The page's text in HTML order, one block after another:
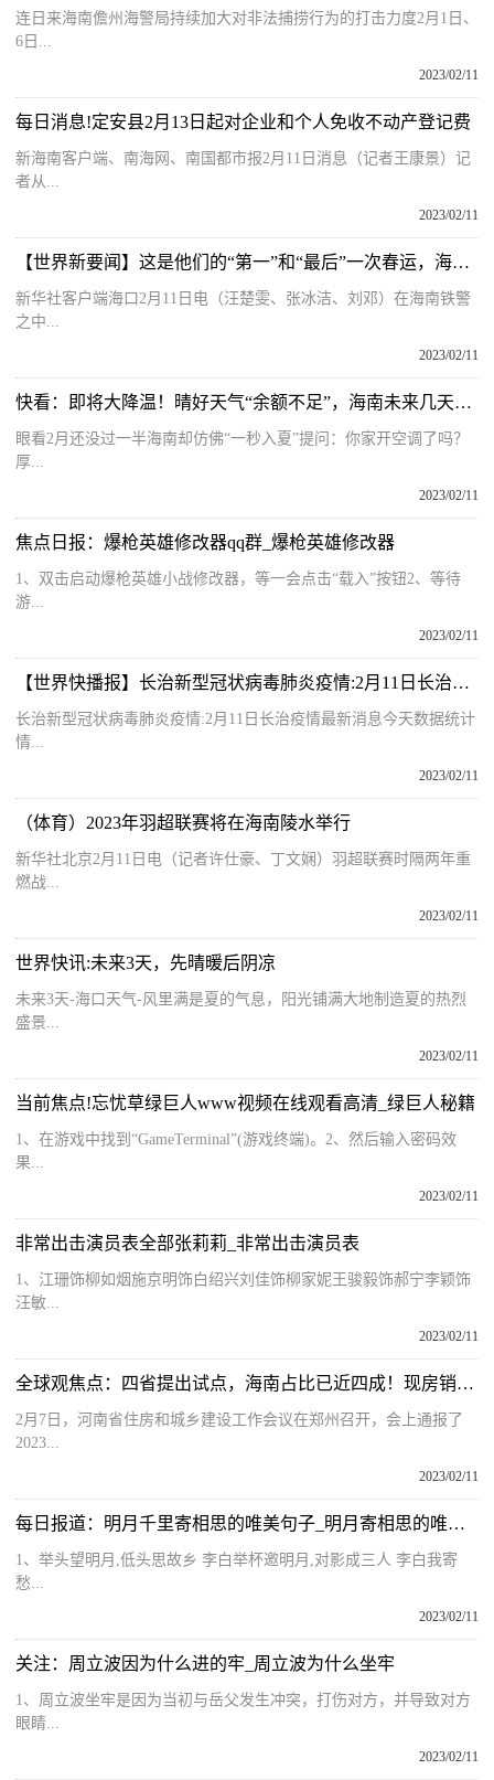
连日来海南儋州海警局持续加大对非法捕捞行为的打击力度2月1日、
6日...
2023/02/11
每日消息!定安县2月13日起对企业和个人免收不动产登记费
新海南客户端、南海网、南国都市报2月11日消息（记者王康景）记
者从...
2023/02/11
【世界新要闻】这是他们的“第一”和“最后”一次春运，海南铁警“60”后与“00”后共同守护春运路
新华社客户端海口2月11日电（汪楚雯、张冰洁、刘邓）在海南铁警
之中...
2023/02/11
快看：即将大降温！晴好天气“余额不足”，海南未来几天天气
眼看2月还没过一半海南却仿佛“一秒入夏”提问：你家开空调了吗？
厚...
2023/02/11
焦点日报：爆枪英雄修改器qq群_爆枪英雄修改器
1、双击启动爆枪英雄小战修改器，等一会点击“载入”按钮2、等待
游...
2023/02/11
【世界快播报】长治新型冠状病毒肺炎疫情:2月11日长治疫情最新消息今天数据统计情况通报
长治新型冠状病毒肺炎疫情:2月11日长治疫情最新消息今天数据统计
情...
2023/02/11
（体育）2023年羽超联赛将在海南陵水举行
新华社北京2月11日电（记者许仕豪、丁文娴）羽超联赛时隔两年重
燃战...
2023/02/11
世界快讯:未来3天，先晴暖后阴凉
未来3天-海口天气-风里满是夏的气息，阳光铺满大地制造夏的热烈
盛景...
2023/02/11
当前焦点!忘忧草绿巨人www视频在线观看高清_绿巨人秘籍
1、在游戏中找到“GameTerminal”(游戏终端)。2、然后输入密码效
果...
2023/02/11
非常出击演员表全部张莉莉_非常出击演员表
1、江珊饰柳如烟施京明饰白绍兴刘佳饰柳家妮王骏毅饰郝宁李颖饰
汪敏...
2023/02/11
全球观焦点：四省提出试点，海南占比已近四成！现房销售会全面铺开吗？
2月7日，河南省住房和城乡建设工作会议在郑州召开，会上通报了
2023...
2023/02/11
每日报道：明月千里寄相思的唯美句子_明月寄相思的唯美句子
1、举头望明月,低头思故乡 李白举杯邀明月,对影成三人 李白我寄
愁...
2023/02/11
关注：周立波因为什么进的牢_周立波为什么坐牢
1、周立波坐牢是因为当初与岳父发生冲突，打伤对方，并导致对方
眼睛...
2023/02/11